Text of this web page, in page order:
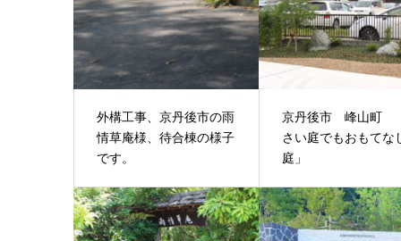
外構工事、京丹後市の雨
情草庵様、待合棟の様子
です。
京丹後市 峰山町
さい庭でもおもてな
庭」